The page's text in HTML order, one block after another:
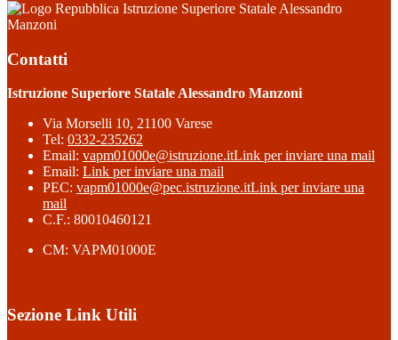
Istruzione Superiore Statale Alessandro
Manzoni
Contatti
Istruzione Superiore Statale Alessandro Manzoni
Via Morselli 10, 21100 Varese
Tel: 0332-235262
Email: vapm01000e@istruzione.itLink per inviare una mail
Email: Link per inviare una mail
PEC: vapm01000e@pec.istruzione.itLink per inviare una
mail
C.F.: 80010460121
CM: VAPM01000E
Sezione Link Utili